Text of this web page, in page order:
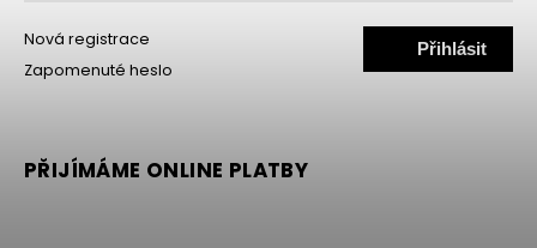
Přihlásit
Nová registrace
Zapomenuté heslo
PŘIJÍMÁME ONLINE PLATBY